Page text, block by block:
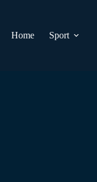
Home
Sport